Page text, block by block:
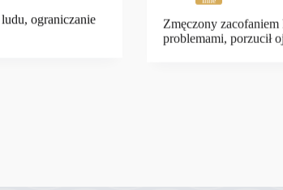
ograniczanie
Zmęczony
problemami, porzucił